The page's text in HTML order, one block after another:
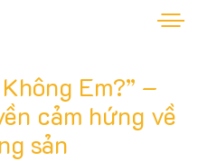
Em?” –
cảm hứng về
sản